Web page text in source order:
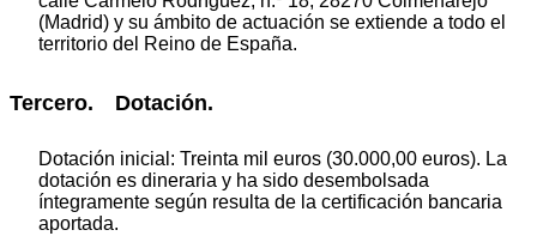
(Madrid) y su ámbito de actuación se extiende a todo el
territorio del Reino de España.
Tercero. Dotación.
Dotación inicial: Treinta mil euros (30.000,00 euros). La
dotación es dineraria y ha sido desembolsada
íntegramente según resulta de la certificación bancaria
aportada.